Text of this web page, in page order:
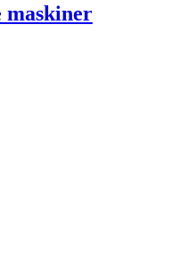
maskiner